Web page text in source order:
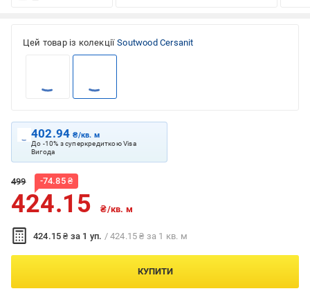
Цей товар із колекції Soutwood Cersanit
402.94₴/кв. м
До -10% з суперкредиткою Visa
Вигода
499 -74.85₴
424.15 ₴/кв. м
424.15 ₴ за 1 уп. / 424.15 ₴ за 1 кв. м
КУПИТИ